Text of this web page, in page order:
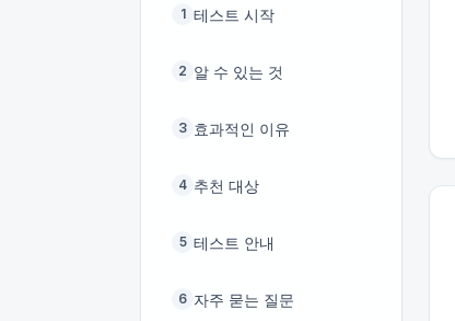
1 테스트 시작
2 알 수 있는 것
3 효과적인 이유
4 추천 대상
5 테스트 안내
6 자주 묻는 질문